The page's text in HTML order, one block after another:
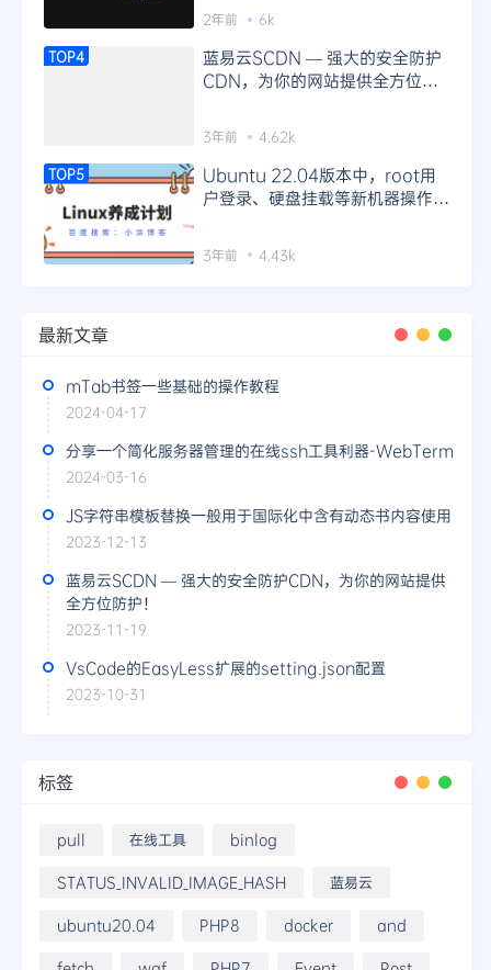
2年前 6k
TOP4
蓝易云SCDN — 强大的安全防护
CDN，为你的网站提供全方位防
3年前 4.62k
TOP5
Ubuntu 22.04版本中，root用
户登录、硬盘挂载等新机器操作指
3年前 4.43k
最新文章
mTab书签一些基础的操作教程
2024-04-17
分享一个简化服务器管理的在线ssh工具利器-WebTerm
2024-03-16
JS字符串模板替换一般用于国际化中含有动态书内容使用
2023-12-13
蓝易云SCDN — 强大的安全防护CDN，为你的网站提供
全方位防护！
2023-11-19
VsCode的EasyLess扩展的setting.json配置
2023-10-31
标签
pull 在线工具 binlog
STATUS_INVALID_IMAGE_HASH 蓝易云
ubuntu20.04 PHP8 docker and